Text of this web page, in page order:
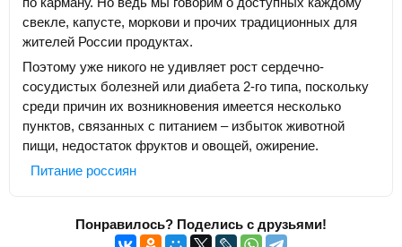
свекле, капусте, моркови и прочих традиционных для
жителей России продуктах.
Поэтому уже никого не удивляет рост сердечно-
сосудистых болезней или диабета 2-го типа, поскольку
среди причин их возникновения имеется несколько
пунктов, связанных с питанием – избыток животной
пищи, недостаток фруктов и овощей, ожирение.
Питание россиян
Понравилось? Поделись с друзьями!